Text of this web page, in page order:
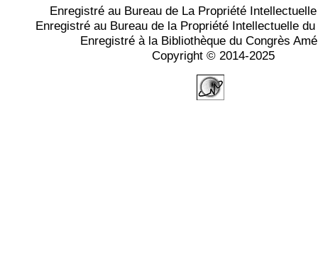
Enregistré au Bureau de La Propriété
Enregistré au Bureau de la Propriété Intellectuelle
Enregistré à la Bibliothèque du Congrès
Copyright © 2014-2025